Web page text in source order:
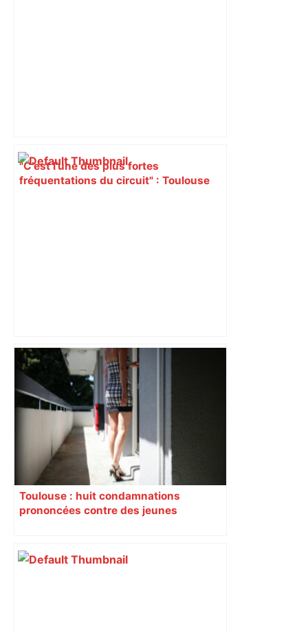
"C’est l’une des plus fortes
fréquentations du circuit" : Toulouse
Près de Toulouse : dans cette zone
économique, un axe majeur va être
fermé en fin de soirée, voici les
déviations – Actu.fr
Toulouse : huit condamnations
prononcées contre des jeunes